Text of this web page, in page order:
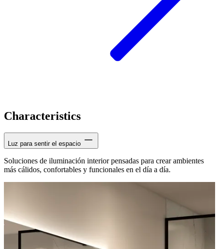
Characteristics
Luz para sentir el espacio
Soluciones de iluminación interior pensadas para crear ambientes
más cálidos, confortables y funcionales en el día a día.